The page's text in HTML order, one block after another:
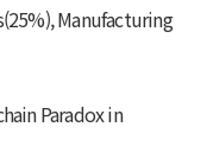
Manufacturing
Paradox in